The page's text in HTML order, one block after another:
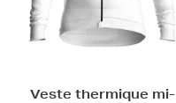
Veste thermique mi-